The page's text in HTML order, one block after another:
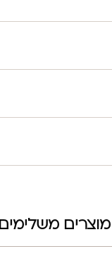
מוצרים משלימים